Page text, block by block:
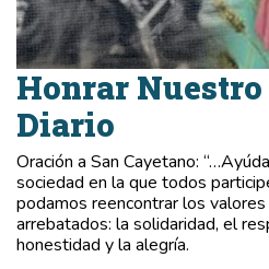
Honrar
Diario
Oración a San Cayetano:
sociedad en la que todos
podamos reencontrar los
arrebatados: la solidaridad, el
honestidad y la alegría.